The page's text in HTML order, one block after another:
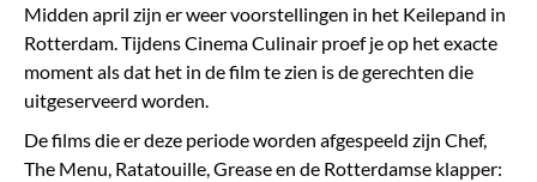
Midden april zijn er weer voorstellingen in het Keilepand in
Rotterdam.Tijdens Cinema Culinair proef je op het exacte
moment als dat het in de film te zien is de gerechten die
uitgeserveerd worden.
De films die er deze periode worden afgespeeld zijn Chef,
The Menu, Ratatouille, Grease en de Rotterdamse klapper: